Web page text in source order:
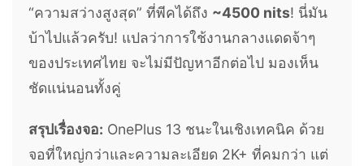
“ความสว่างสูงสุด” ที่พีคได้ถึง ~4500 nits! นี่มัน
บ้าไปแล้วครับ! แปลว่าการใช้งานกลางแดดจ้าๆ
ของประเทศไทย จะไม่มีปัญหาอีกต่อไป มองเห็น
ชัดแน่นอนทั้งคู่
สรุปเรื่องจอ: OnePlus 13 ชนะในเชิงเทคนิค ด้วย
จอที่ใหญ่กว่าและความละเอียด 2K+ ที่คมกว่า แต่